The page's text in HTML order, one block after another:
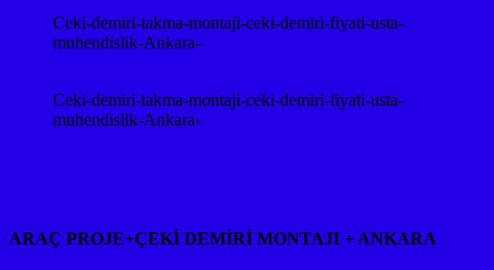
Ceki-demiri-takma-montaji-ceki-demiri-fiyati-usta-
muhendislik-Ankara-
Ceki-demiri-takma-montaji-ceki-demiri-fiyati-usta-
muhendislik-Ankara-
ARAÇ PROJE+ÇEKİ DEMİRİ MONTAJI + ANKARA